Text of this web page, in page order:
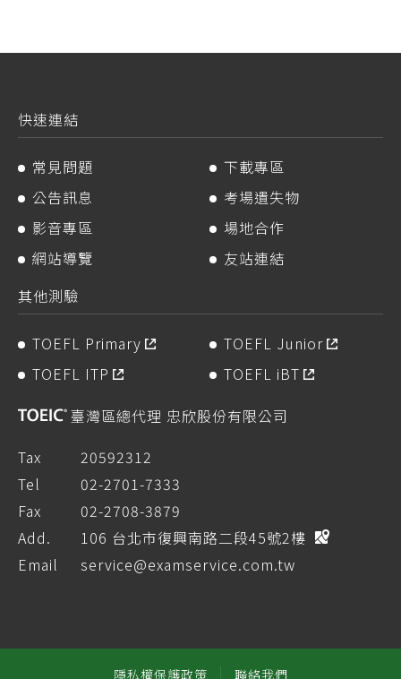
快速連結
常見問題
下載專區
公告訊息
考場遺失物
影音專區
場地合作
網站導覽
友站連結
其他測驗
TOEFL Primary
TOEFL Junior
TOEFL ITP
TOEFL iBT
臺灣區總代理 忠欣股份有限公司
Tax
20592312
Tel
02-2701-7333
Fax
02-2708-3879
Add.
106 台北市復興南路二段45號2樓
Email
service@examservice.com.tw
隱私權保護政策 聯絡我們